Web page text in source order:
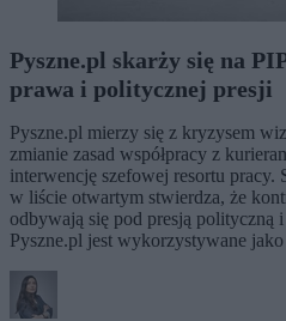
Pyszne.pl skarży się na
prawa i politycznej presji
Pyszne.pl mierzy się z kryzysem
zmianie zasad współpracy z
interwencję szefowej resortu pracy.
w liście otwartym stwierdza, że
odbywają się pod presją polityczną
Pyszne.pl jest wykorzystywane